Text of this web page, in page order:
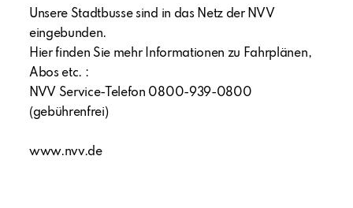
Unsere Stadtbusse sind in das Netz der NVV
eingebunden.
Hier finden Sie mehr Informationen zu Fahrplänen,
Abos etc. :
NVV Service-Telefon 0800-939-0800
(gebührenfrei)
www.nvv.de